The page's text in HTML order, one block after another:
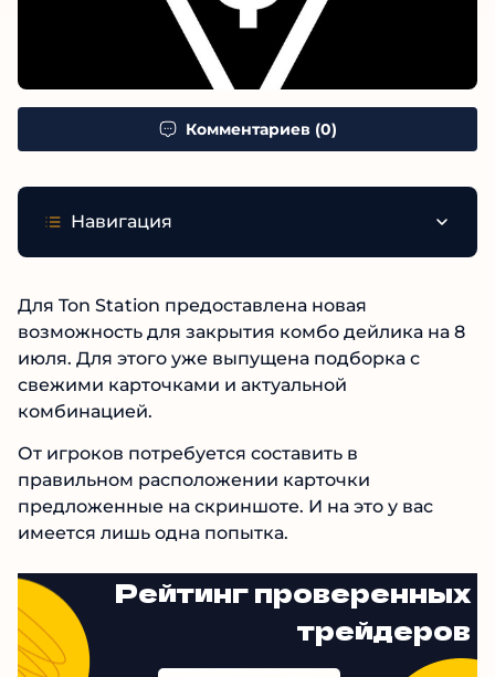
Комментариев (0)
Навигация
Для Ton Station предоставлена новая
возможность для закрытия комбо дейлика на 8
июля. Для этого уже выпущена подборка с
свежими карточками и актуальной
комбинацией.
От игроков потребуется составить в
правильном расположении карточки
предложенные на скриншоте. И на это у вас
имеется лишь одна попытка.
Рейтинг проверенных
трейдеров